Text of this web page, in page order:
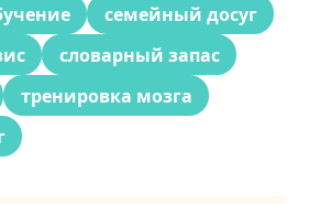
семейный досуг
словарный запас
тренировка мозга